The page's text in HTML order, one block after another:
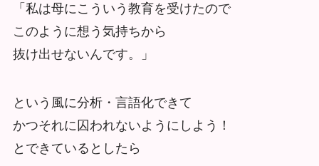
「私は母にこういう教育を受けたので
このように想う気持ちから
抜け出せないんです。」
という風に分析・言語化できて
かつそれに囚われないようにしよう！
とできているとしたら